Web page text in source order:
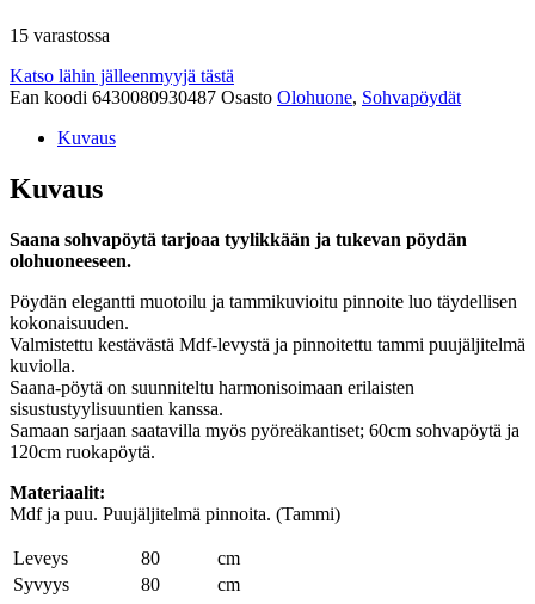
15 varastossa
Katso lähin jälleenmyyjä tästä
Ean koodi 6430080930487 Osasto Olohuone, Sohvapöydät
Kuvaus
Kuvaus
Saana sohvapöytä tarjoaa tyylikkään ja tukevan pöydän
olohuoneeseen.
Pöydän elegantti muotoilu ja tammikuvioitu pinnoite luo täydellisen
kokonaisuuden.
Valmistettu kestävästä Mdf-levystä ja pinnoitettu tammi puujäljitelmä
kuviolla.
Saana-pöytä on suunniteltu harmonisoimaan erilaisten
sisustustyylisuuntien kanssa.
Samaan sarjaan saatavilla myös pyöreäkantiset; 60cm sohvapöytä ja
120cm ruokapöytä.
Materiaalit:
Mdf ja puu. Puujäljitelmä pinnoita. (Tammi)
Leveys 80
cm
Syvyys
80
cm